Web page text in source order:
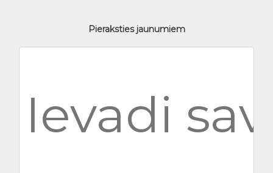
Pieraksties jaunumiem